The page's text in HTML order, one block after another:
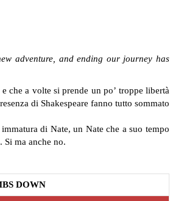
adventure, and ending our journey has
che a volte si prende un po’ troppe libertà
di Shakespeare fanno tutto sommato
di Nate, un Nate che a suo tempo
Si ma anche no.
DOWN